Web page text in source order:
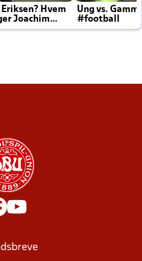
Hvem
Joachim
Ung vs.
#football